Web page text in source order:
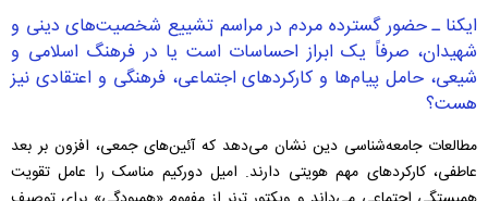
ایکنا ـ حضور گسترده مردم در مراسم تشییع شخصیت‌های دینی و
شهیدان، صرفاً یک ابراز احساسات است یا در فرهنگ اسلامی و
شیعی، حامل پیام‌ها و کارکردهای اجتماعی، فرهنگی و اعتقادی نیز
هست؟
مطالعات جامعه‌شناسی دین نشان می‌دهد که آئین‌های جمعی، افزون بر بعد
عاطفی، کارکردهای مهم هویتی دارند. امیل دورکیم مناسک را عامل تقویت